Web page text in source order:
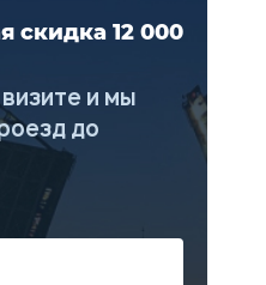
скидка 12 000
и мы
до